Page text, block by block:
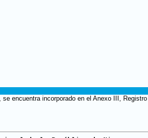
encuentra incorporado en el Anexo III,